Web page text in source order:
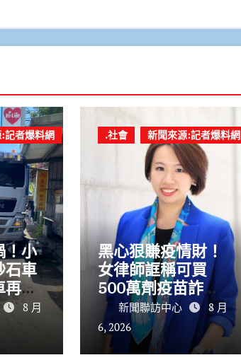
記者爆料網
！小
石車
撞
路邊
8 月
.社會 新聞來源:記者爆料網
黑心狠賺疫情財！
女律師誆稱可買
500萬劑疫苗詐慈
濟10.6億 狂買豪
宅名車黃金
新聞聯訪中心
8 月
6, 2026